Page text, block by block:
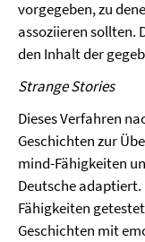
vorgegeben, zu
assoziieren sollten.
den Inhalt der
Strange Stories
Dieses Verfahren
Geschichten zur
mind-Fähigkeiten
Deutsche
Fähigkeiten
Geschichten mit